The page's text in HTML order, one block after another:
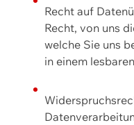
Recht auf
Recht, von uns
welche Sie uns
in einem